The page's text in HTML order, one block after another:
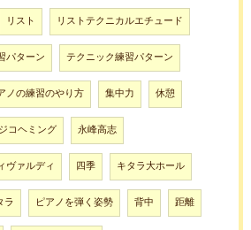
リスト リストテクニカルエチュード
パターン テクニック練習パターン
ノの練習のやり方 集中力 休憩
コヘミング 永峰高志
ヴァルディ 四季 キタラ大ホール
ラ ピアノを弾く姿勢 背中 距離